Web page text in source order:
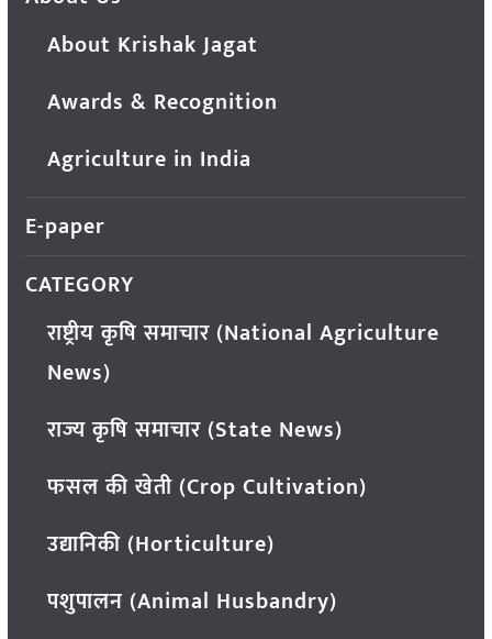
About Krishak Jagat
Awards & Recognition
Agriculture in India
E-paper
CATEGORY
राष्ट्रीय कृषि समाचार (National Agriculture
News)
राज्य कृषि समाचार (State News)
फसल की खेती (Crop Cultivation)
उद्यानिकी (Horticulture)
पशुपालन (Animal Husbandry)